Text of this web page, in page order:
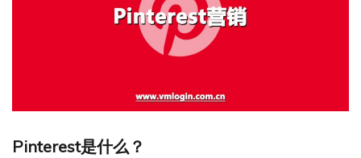
Pinterest是什么？